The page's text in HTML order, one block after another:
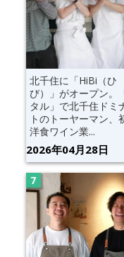
北千住に「HiBi（ひ
び）」がオープン。
タル」で北千住ドミ
トのトーヤーマン、
洋食ワイン業...
2026年04月28日